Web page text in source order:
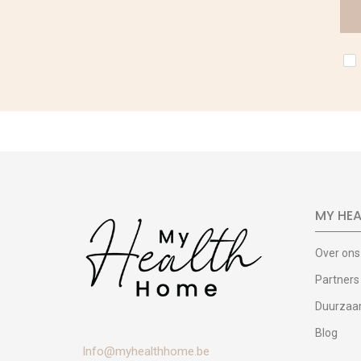
Info@myhealthhome.be
MY
Over ons
Partners
Blog